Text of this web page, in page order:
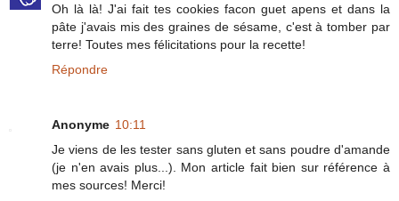
Oh là là! J'ai fait tes cookies facon guet apens et dans la
pâte j'avais mis des graines de sésame, c'est à tomber par
terre! Toutes mes félicitations pour la recette!
Répondre
Anonyme 10:11
Je viens de les tester sans gluten et sans poudre d'amande
(je n'en avais plus...). Mon article fait bien sur référence à
mes sources! Merci!